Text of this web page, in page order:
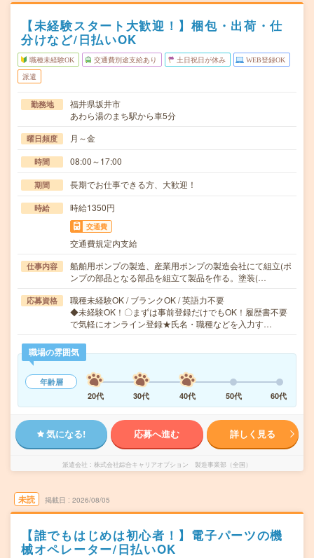
【未経験スタート大歓迎！】梱包・出荷・仕
分けなど/日払いOK
職種未経験OK 交通費別途支給あり 土日祝日が休み WEB登録OK
派遣
勤務地
福井県坂井市
あわら湯のまち駅から車5分
曜日頻度 月～金
時間 08:00～17:00
期間 長期でお仕事できる方、大歓迎！
時給 時給1350円
交通費
交通費規定内支給
仕事内容
船舶用ポンプの製造、産業用ポンプの製造会社にて組立(ポ
ンプの部品となる部品を組立て製品を作る。塗装(…
応募資格
職種未経験OK / ブランクOK / 英語力不要
◆未経験OK！〇まずは事前登録だけでもOK！履歴書不要
で気軽にオンライン登録★氏名・職種などを入力す…
職場の雰囲気
年齢層
20代
30代 40代 50代 60代
気になる! 応募へ進む 詳しく見る
派遣会社 株式会社綜合キャリアオプション 製造事業部（全国）
未読 掲載日 2026/08/05
【誰でもはじめは初心者！】電子パーツの機
械オペレーター/日払いOK